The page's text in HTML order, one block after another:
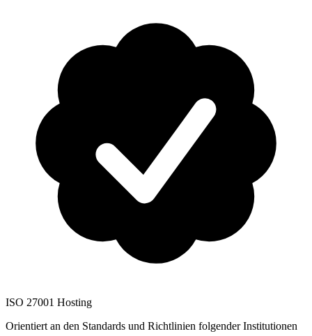
ISO 27001 Hosting
Orientiert an den Standards und Richtlinien folgender Institutionen